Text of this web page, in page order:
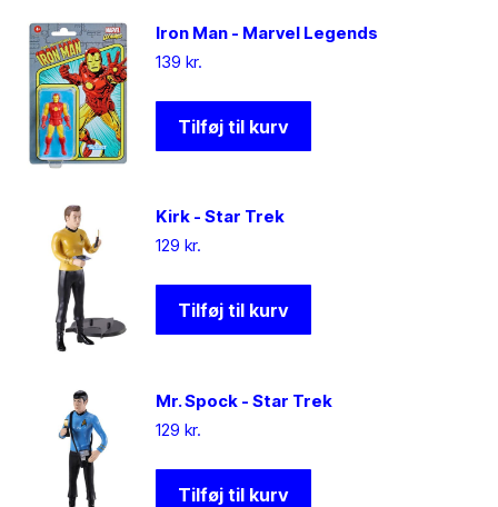
Iron Man - Marvel Legends
139 kr.
Tilføj til kurv
Kirk - Star Trek
129 kr.
Tilføj til kurv
Mr. Spock - Star Trek
129 kr.
Tilføj til kurv